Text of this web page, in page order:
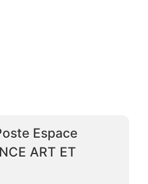
Espace
ART ET